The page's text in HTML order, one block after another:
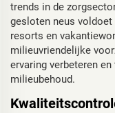
trends in de
gesloten neus voldoet
resorts en
milieuvriendelijke
ervaring verbeteren
milieubehoud.